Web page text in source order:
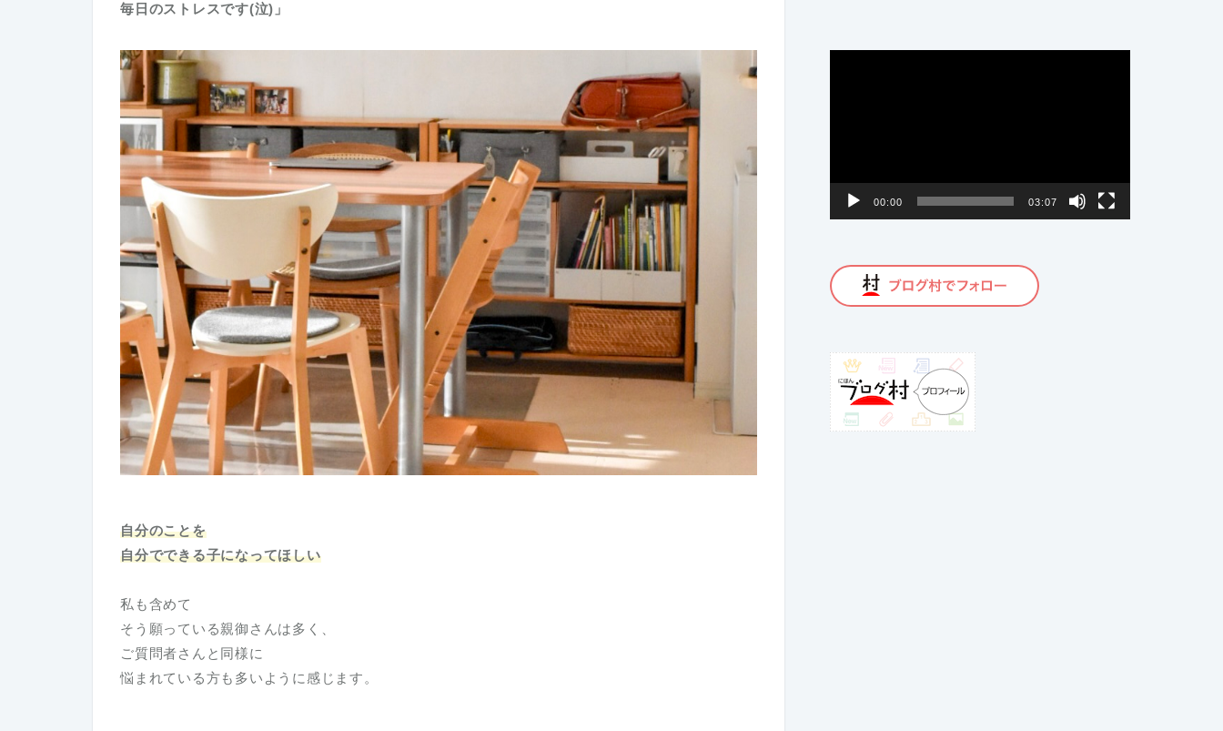
毎日のストレスです(泣)」
自分のことを
自分でできる子になってほしい
私も含めて
そう願っている親御さんは多く、
ご質問者さんと同様に
悩まれている方も多いように感じます。
00:00 03:07